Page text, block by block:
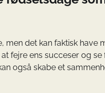
det kan faktisk have
fejre ens succeser og
også skabe et